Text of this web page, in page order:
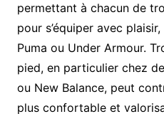
permettant à chacun de
pour s’équiper avec
Puma ou Under Armour.
pied, en particulier chez
ou New Balance, peut
plus confortable et